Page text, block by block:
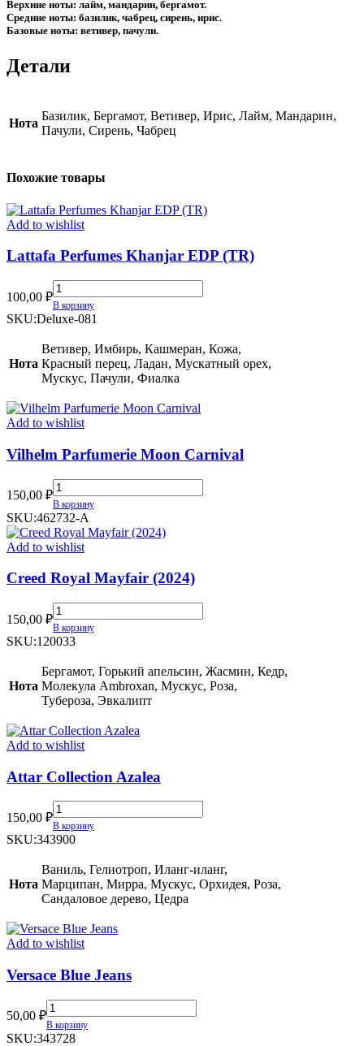
Верхние ноты: лайм, мандарин, бергамот.
Средние ноты: базилик, чабрец, сирень, ирис.
Базовые ноты: ветивер, пачули.
Детали
Нота
Базилик, Бергамот, Ветивер, Ирис, Лайм, Мандарин,
Пачули, Сирень, Чабрец
Похожие товары
Add to wishlist
Lattafa Perfumes Khanjar EDP (TR)
100,00 ₽
Lattafa
Perfumes
Khanjar
(TR)
quantity
В корзину
SKU:Deluxe-081
Нота
Ветивер, Имбирь, Кашмеран, Кожа,
Красный перец, Ладан, Мускатный орех,
Мускус, Пачули, Фиалка
Add to wishlist
Vilhelm Parfumerie Moon Carnival
150,00 ₽
Vilhelm
Parfumerie
Moon
Carnival
quantity
В корзину
SKU:462732-A
Add to wishlist
Creed Royal Mayfair (2024)
150,00 ₽
Creed
Royal
Mayfair
quantity
В корзину
SKU:120033
Нота
Бергамот, Горький апельсин, Жасмин, Кедр,
Молекула Ambroxan, Мускус, Роза,
Тубероза, Эвкалипт
Add to wishlist
Attar Collection Azalea
150,00 ₽
Attar
Collection
Azalea
В корзину
SKU:343900
Нота
Ваниль, Гелиотроп, Иланг-иланг,
Марципан, Мирра, Мускус, Орхидея, Роза,
Сандаловое дерево, Цедра
Add to wishlist
Versace Blue Jeans
50,00 ₽
Versace
Blue
Jeans
В корзину
SKU:343728